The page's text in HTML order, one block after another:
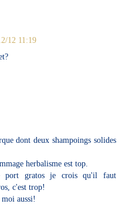
12 11:19
dont deux shampoings solides
herbalisme est top.
port gratos je crois qu'il faut
c'est trop!
aussi!